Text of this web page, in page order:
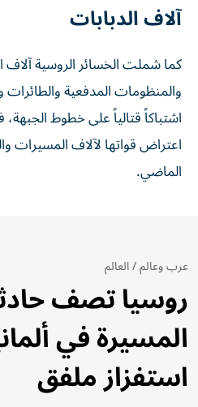
آلاف الدبابات
كما شملت الخسائر الروسية آلاف
اشتباكاً قتالياً على خطوط
اعتراض قواتها لآلاف المسيرات
الماضي.
عرب وعالم/العالم
روسيا تصف
المسيرة في
استفزاز ملفق